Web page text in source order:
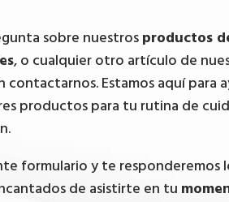
sobre nuestrosproductos
, o cualquier otro artículo de
contactarnos. Estamos aquí para
productos para tu rutina de
formulario y te responderemos
de asistirte en tu